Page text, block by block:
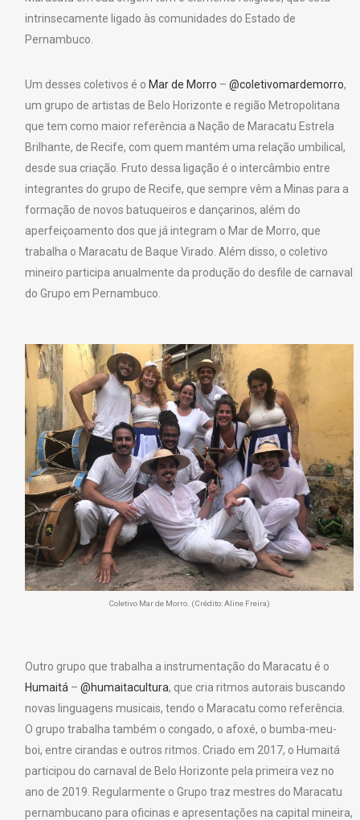
intrinsecamente ligado às comunidades do Estado de
Pernambuco.
Um desses coletivos é o Mar de Morro – @coletivomardemorro,
um grupo de artistas de Belo Horizonte e região Metropolitana
que tem como maior referência a Nação de Maracatu Estrela
Brilhante, de Recife, com quem mantém uma relação umbilical,
desde sua criação. Fruto dessa ligação é o intercâmbio entre
integrantes do grupo de Recife, que sempre vêm a Minas para a
formação de novos batuqueiros e dançarinos, além do
aperfeiçoamento dos que já integram o Mar de Morro, que
trabalha o Maracatu de Baque Virado. Além disso, o coletivo
mineiro participa anualmente da produção do desfile de carnaval
do Grupo em Pernambuco.
Coletivo Mar de Morro. (Crédito: Aline Freira)
Outro grupo que trabalha a instrumentação do Maracatu é o
Humaitá – @humaitacultura, que cria ritmos autorais buscando
novas linguagens musicais, tendo o Maracatu como referência.
O grupo trabalha também o congado, o afoxé, o bumba-meu-
boi, entre cirandas e outros ritmos. Criado em 2017, o Humaitá
participou do carnaval de Belo Horizonte pela primeira vez no
ano de 2019. Regularmente o Grupo traz mestres do Maracatu
pernambucano para oficinas e apresentações na capital mineira,